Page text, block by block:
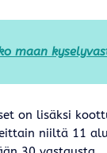
maan
on lisäksi
niiltä 11